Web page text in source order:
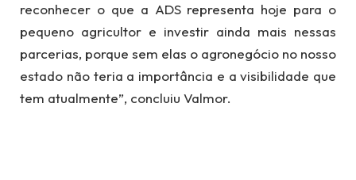
reconhecer o que a ADS representa hoje para o
pequeno agricultor e investir ainda mais nessas
parcerias, porque sem elas o agronegócio no nosso
estado não teria a importância e a visibilidade que
tem atualmente”, concluiu Valmor.